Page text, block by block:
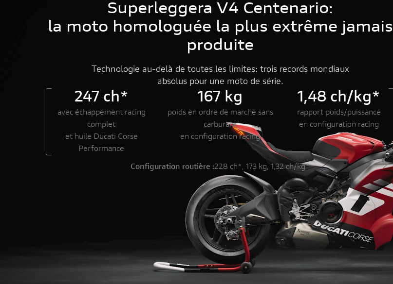
DUCATI.COM
Superleggera V4 Centenario:
la moto homologuée la plus extrême jamais
produite
Technologie au-delà de toutes les limites: trois records mondiaux
absolus pour une moto de série.
247 ch*
avec échappement racing
complet
et huile Ducati Corse
Performance
167 kg
poids en ordre de marche sans
carburant
en configuration racing
1,48 ch/kg*
rapport poids/puissance
en configuration racing
Configuration routière :228 ch*, 173 kg, 1,32 ch/kg*
Entrez dans les détails